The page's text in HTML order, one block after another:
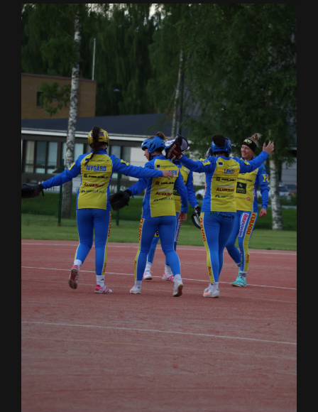
Junnupesis
Fanituotteet
Palvelut
Info
Yhteystiedot